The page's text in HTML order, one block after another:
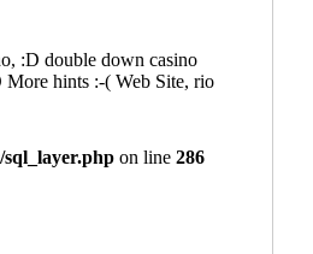
:D double down casino
More hints :-( Web Site, rio
on line 286